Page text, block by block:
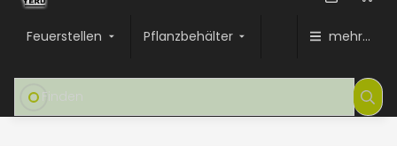
Feuerstellen Pflanzbehälter mehr...